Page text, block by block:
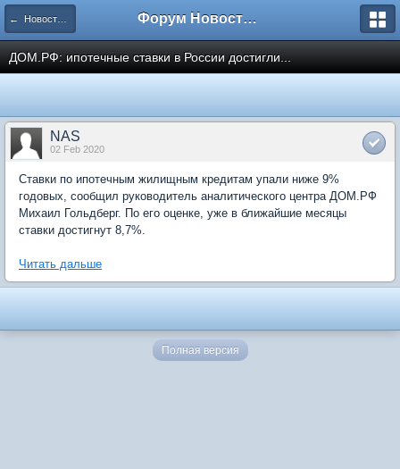
← Новости рынка недвижимости Форум Новостройки
ДОМ.РФ: ипотечные ставки в России достигли...
NAS
02 Feb 2020
Ставки по ипотечным жилищным кредитам упали ниже 9%
годовых, сообщил руководитель аналитического центра ДОМ.РФ
Михаил Гольдберг. По его оценке, уже в ближайшие месяцы
ставки достигнут 8,7%.
Читать дальше
Полная версия